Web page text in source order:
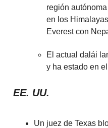
región
en los
Everest con
El actual dalái
y ha estado en
EE. UU.
Un juez de Texas